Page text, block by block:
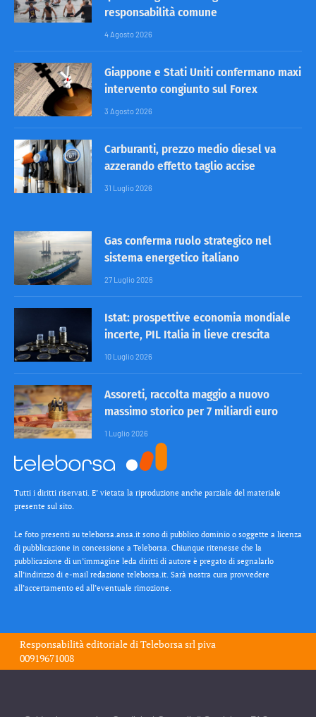
responsabilità comune
4 Agosto 2026
Giappone e Stati Uniti confermano maxi
intervento congiunto sul Forex
3 Agosto 2026
Carburanti, prezzo medio diesel va
azzerando effetto taglio accise
31 Luglio 2026
Gas conferma ruolo strategico nel
sistema energetico italiano
27 Luglio 2026
Istat: prospettive economia mondiale
incerte, PIL Italia in lieve crescita
10 Luglio 2026
Assoreti, raccolta maggio a nuovo
massimo storico per 7 miliardi euro
1 Luglio 2026
Tutti i diritti riservati. E’ vietata la riproduzione anche parziale del materiale
presente sul sito.
Le foto presenti su teleborsa.ansa.it sono di pubblico dominio o soggette a licenza
di pubblicazione in concessione a Teleborsa. Chiunque ritenesse che la
pubblicazione di un’immagine leda diritti di autore è pregato di segnalarlo
all’indirizzo di e-mail redazione teleborsa.it. Sarà nostra cura provvedere
all’accertamento ed all’eventuale rimozione.
Responsabilità editoriale diTeleborsa srl piva
00919671008